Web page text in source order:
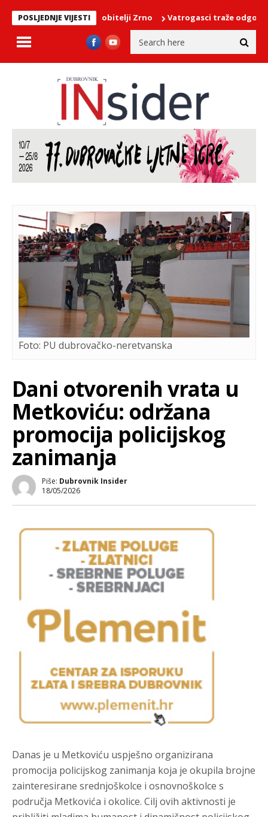
POSLJEDNJE VIJESTI
peto dijete u obitelji Zrno Vatrogasci traže odgovore o
Foto: PU dubrovačko-neretvanska
Dani otvorenih vrata u
Metkoviću: održana
promocija policijskog
zanimanja
Piše: Dubrovnik Insider
18/05/2026
Danas je u Metkoviću uspješno organizirana
promocija policijskog zanimanja koja je okupila brojne
zainteresirane srednjoškolce i osnovnoškolce s
područja Metkovića i okolice. Cilj ovih aktivnosti je